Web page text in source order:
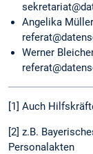
Angelika
Werner
[1] Auch
[2] z.B.
Personalakten